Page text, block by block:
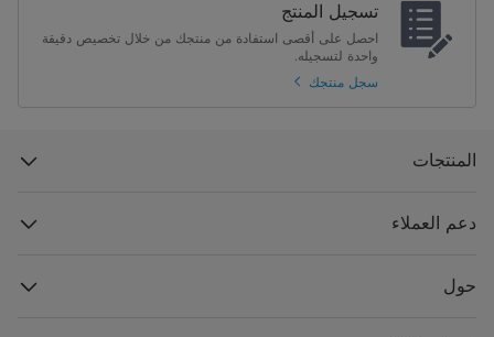
تسجيل المنتج
احصل على أقصى استفادة من منتجك من خلال تخصيص دقيقة
واحدة لتسجيله.
سجل منتجك
المنتجات
دعم العملاء
حول